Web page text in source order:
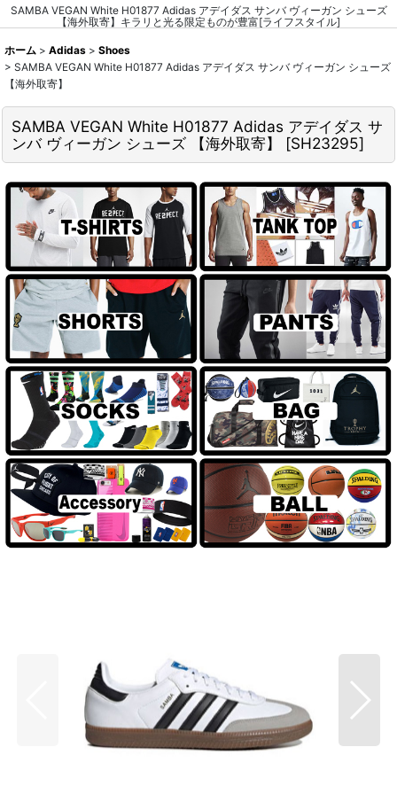
SAMBA VEGAN White H01877 Adidas アデイダス サンバ ヴィーガン シューズ
【海外取寄】キラリと光る限定ものが豊富[ライフスタイル]
ホーム > Adidas > Shoes
> SAMBA VEGAN White H01877 Adidas アデイダス サンバ ヴィーガン シューズ
【海外取寄】
SAMBA VEGAN White H01877 Adidas アデイダス サ
ンバ ヴィーガン シューズ 【海外取寄】
[SH23295]